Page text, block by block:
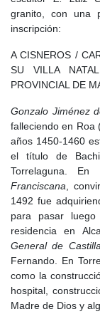
crisis
comenzó a notar
La llegada del
crisis económica y
Castilla también
decadencia más
siguió
aunque sus años
Con la llegada del
reactivar la
infraestructuras y
su relevancia
Madrid. Sin
la dependencia
limitaron su
Elsiglo XIX,
de la
granito, con una
inscripción:
A CISNEROS /
SU VILLA
PROVINCIAL DE
Gonzalo Jiménez
falleciendo en Roa
años 1450-1460
el título de
Torrelaguna.
Franciscana ,
1492 fue
para pasar
residencia en
General de Castilla
Fernando. En
como la
hospital,
Madre de Dios y